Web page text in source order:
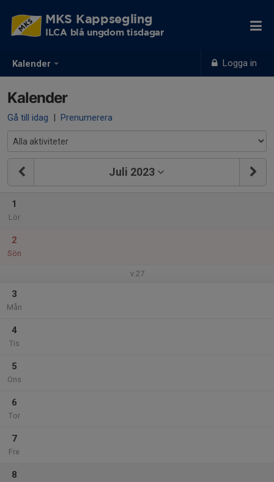
Kalender Logga in
MKS Kappsegling
ILCA blå ungdom tisdagar
Kalender
Gå till idag | Prenumerera
Juli 2023
1
Lör
2
Sön
v.27
3
Mån
4
Tis
5
Ons
6
Tor
7
Fre
8